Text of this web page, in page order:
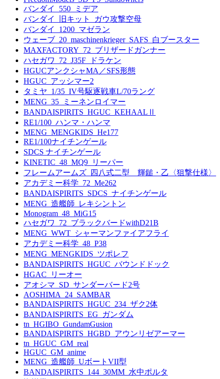
バンダイ_550_ミデア
バンダイ_旧キット_ガウ攻撃空母
バンダイ_1200_マゼラン
ウェーブ_20_maschinenkrieger_SAFS_白ブースター
MAXFACTORY_72_ブリザードガンナー
ハセガワ_72_J35F_ドラケン
HGUCアンクシャMA／SFS形態
HGUC_アッシマー2
タミヤ_1/35_IV号駆逐戦車L/70ラング
MENG_35_ミーネンロイマー
BANDAISPIRITS_HGUC_KEHAALⅡ
RE1/100_ハンマ・ハンマ
MENG_MENGKIDS_He177
RE1/100ナイチンゲール
SDCS ナイチンゲール
KINETIC_48_MQ9_リーパー
フレームアームズ_四八式二型 輝鎚・乙〈狙撃仕様〉
アカデミー科学_72_Me262
BANDAISPIRITS_SDCS_ナイチンゲール
MENG_造艦師_レキシントン
Monogram_48_MiG15
ハセガワ_72_ブラックバードwithD21B
MENG_WWT_シャーマンファイアフライ
アカデミー科学_48_P38
MENG_MENGKIDS_ツポレフ
BANDAISPIRITS_HGUC_バウンドドック
HGAC_リーオー
アオシマ_SD_サンダーバード2号
AOSHIMA_24_SAMBAR
BANDAISPIRITS_HGUC_234_ザク2体
BANDAISPIRITS_EG_ガンダム
tn_HGIBO_GundamGusion
BANDAISPIRITS_HGBD_アウンリゼアーマー
tn_HGUC_GM_real
HGUC_GM_anime
MENG_造艦師_UボートVII型
BANDAISPIRITS_144_30MM_水中ポルタ